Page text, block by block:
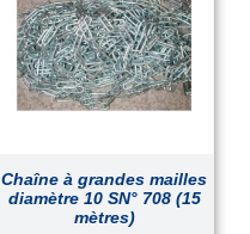
Chaîne à grandes mailles
diamètre 10 SN° 708 (15
mètres)